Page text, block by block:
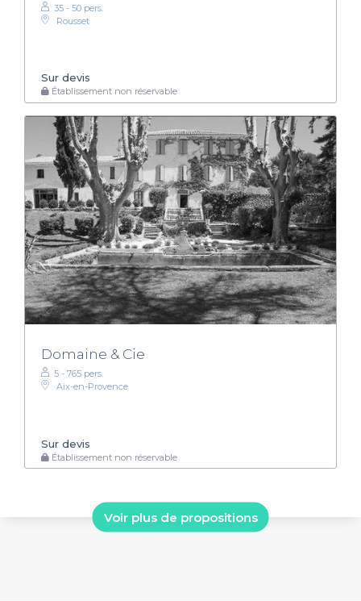
35 - 50 pers.
Rousset
Sur devis
Établissement non réservable
Domaine & Cie
5 - 765 pers.
Aix-en-Provence
Sur devis
Établissement non réservable
Voir plus de propositions